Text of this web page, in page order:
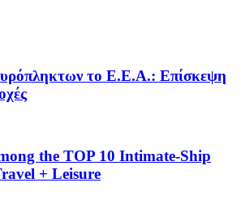
το Ε.Ε.Α.: Επίσκεψη
the TOP 10 Intimate-Ship
+ Leisure